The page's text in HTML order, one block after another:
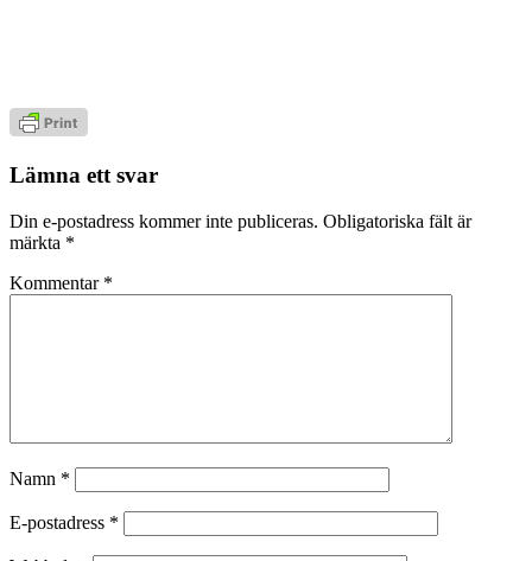
Lämna ett svar
Din e-postadress kommer inte publiceras. Obligatoriska fält är
märkta *
Kommentar *
Namn *
E-postadress *